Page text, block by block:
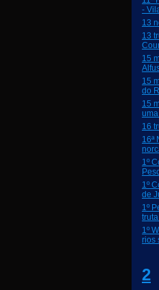
-
13
13
15
15
do
15
16
16ª
1º
1º
de
1º
1º
rios
2